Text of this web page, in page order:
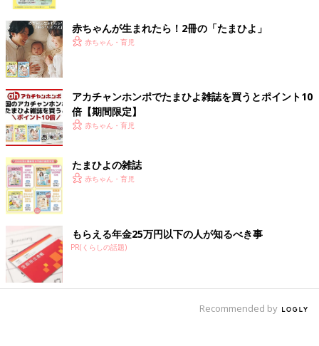
赤ちゃんが生まれたら！2冊の「たまひよ」
赤ちゃん・育児
アカチャンホンポでたまひよ雑誌を買うとポイント10
倍【期間限定】
赤ちゃん・育児
たまひよの雑誌
赤ちゃん・育児
もらえる年金25万円以下の人が知るべき事
PR(くらしの話題)
Recommended by